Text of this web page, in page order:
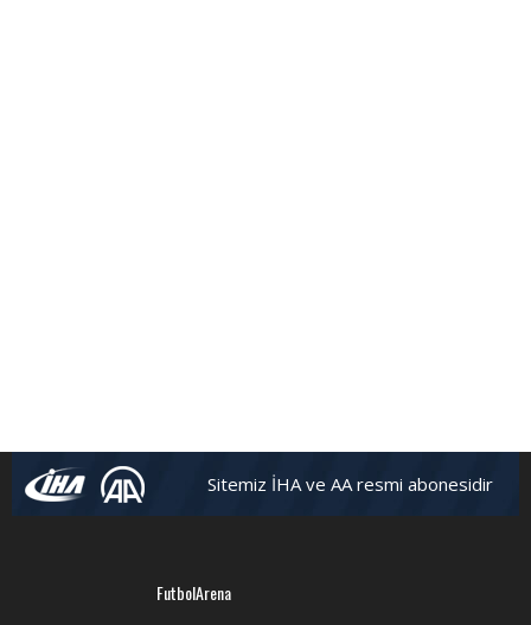
Sitemiz İHA ve AA resmi abonesidir
FutbolArena